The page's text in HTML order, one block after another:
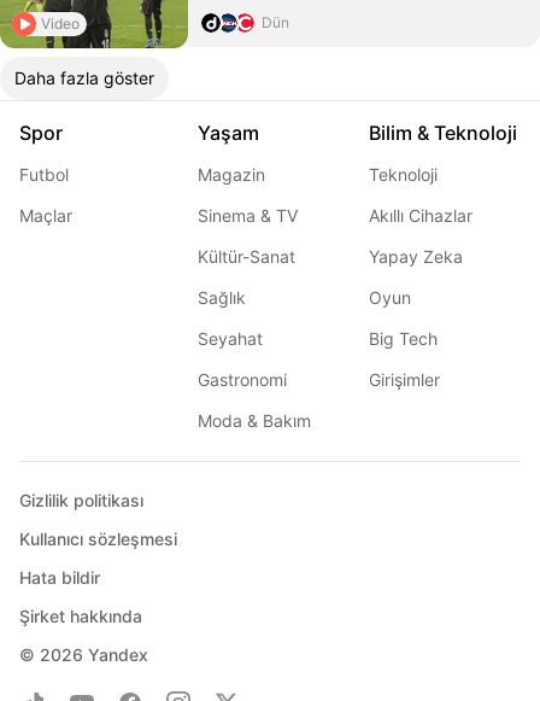
Video Dün
Daha fazla göster
Spor
Futbol
Maçlar
Yaşam
Magazin
Sinema & TV
Kültür-Sanat
Sağlık
Seyahat
Gastronomi
Moda & Bakım
Bilim & Teknoloji
Teknoloji
Akıllı Cihazlar
Yapay Zeka
Oyun
Big Tech
Girişimler
© 2026 Yandex
Gizlilik politikası
Kullanıcı sözleşmesi
Hata bildir
Şirket hakkında